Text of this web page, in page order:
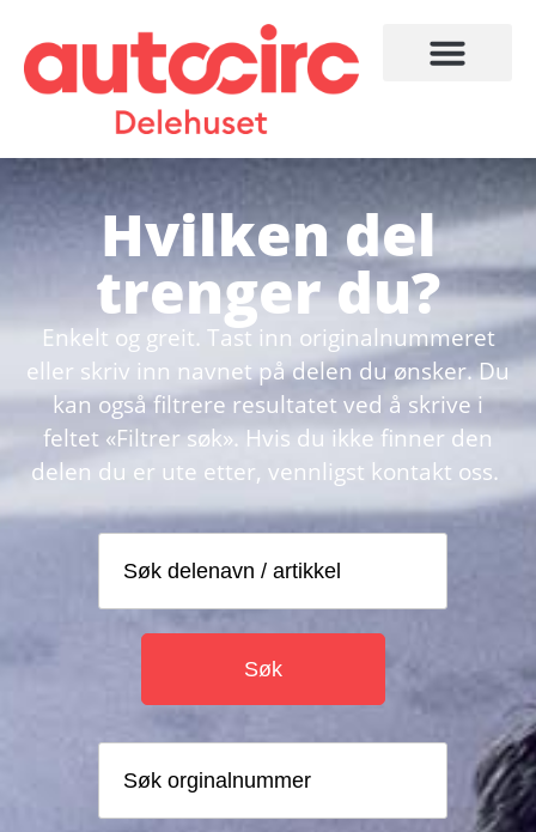
Hvilken del
trenger du?
Enkelt og greit. Tast inn originalnummeret
eller skriv inn navnet på delen du ønsker. Du
kan også filtrere resultatet ved å skrive i
feltet «Filtrer søk». Hvis du ikke finner den
delen du er ute etter, vennligst kontakt oss.